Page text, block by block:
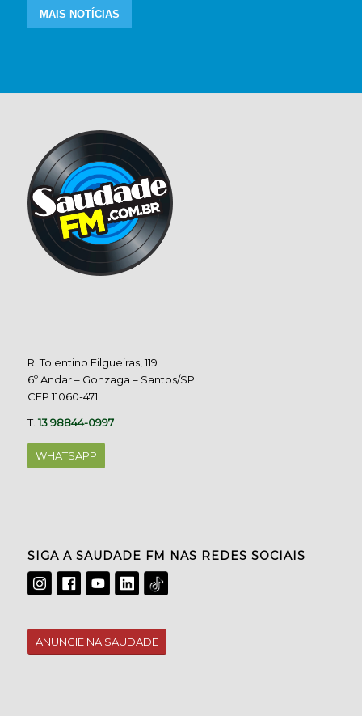
MAIS NOTÍCIAS
R. Tolentino Filgueiras, 119
6º Andar – Gonzaga – Santos/SP
CEP 11060-471
T.13 98844-0997
WHATSAPP
SIGA A SAUDADE FM NAS REDES SOCIAIS
ANUNCIE NA SAUDADE